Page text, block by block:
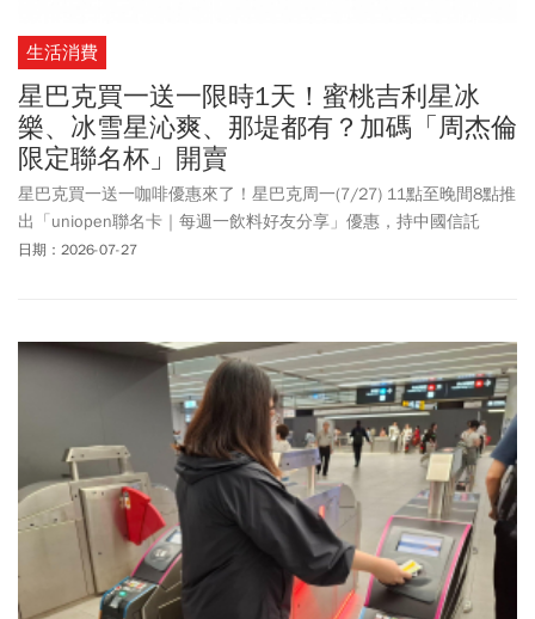
生活消費
星巴克買一送一限時1天！蜜桃吉利星冰
樂、冰雪星沁爽、那堤都有？加碼「周杰倫
限定聯名杯」開賣
星巴克買一送一咖啡優惠來了！星巴克周一(7/27) 11點至晚間8點推
出「uniopen聯名卡｜每週一飲料好友分享」優惠，持中國信託
uniopen聯名卡至實體門市購買兩杯大杯（含）以上，容量冰熱與口
「限定不鏽鋼杯」及多款限定收藏商品，提供星禮程會員優先購
買。8/3起推出「冰蜜桃莫希托青」，以及周杰倫親自參與風味設計
的「黑糖鴛鴦布蕾星冰樂」。JAY粉不容錯過此次「星巴克 X 周杰倫
聯名新品」！
日期：2026-07-27